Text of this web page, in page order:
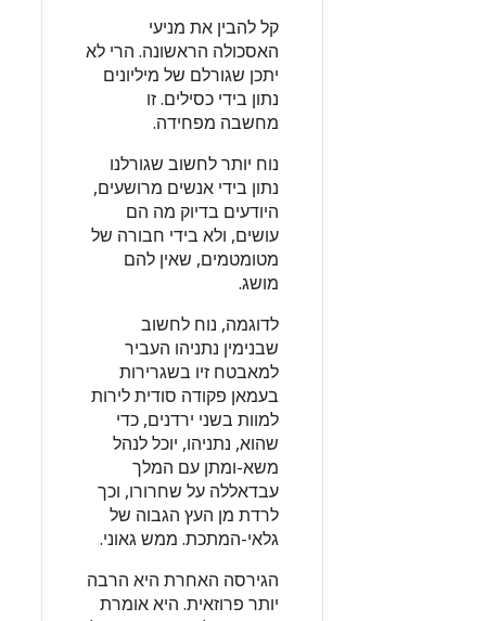
קל להבין את מניעי
האסכולה הראשונה. הרי לא
יתכן שגורלם של מיליונים
נתון בידי כסילים. זו
מחשבה מפחידה.
נוח יותר לחשוב שגורלנו
נתון בידי אנשים מרושעים,
היודעים בדיוק מה הם
עושים, ולא בידי חבורה של
מטומטמים, שאין להם
מושג.
לדוגמה, נוח לחשוב
שבנימין נתניהו העביר
למאבטח זיו בשגרירות
בעמאן פקודה סודית לירות
למוות בשני ירדנים, כדי
שהוא, נתניהו, יוכל לנהל
משא-ומתן עם המלך
עבדאללה על שחרורו, וכך
לרדת מן העץ הגבוה של
גלאי-המתכת. ממש גאוני.
הגירסה האחרת היא הרבה
יותר פרוזאית. היא אומרת